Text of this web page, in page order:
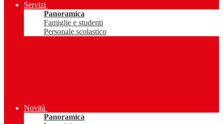
Servizi
Panoramica
Famiglie e studenti
Personale scolastico
Novità
Panoramica